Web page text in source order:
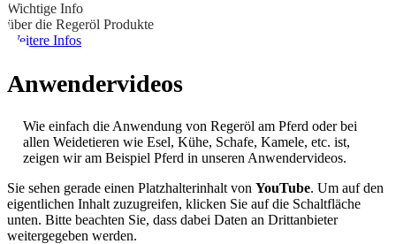
Wichtige Info
über die Regeröl Produkte
Weitere Infos
Anwendervideos
Wie einfach die Anwendung von Regeröl am Pferd oder bei
allen Weidetieren wie Esel, Kühe, Schafe, Kamele, etc. ist,
zeigen wir am Beispiel Pferd in unseren Anwendervideos.
Sie sehen gerade einen Platzhalterinhalt von YouTube. Um auf den
eigentlichen Inhalt zuzugreifen, klicken Sie auf die Schaltfläche
unten. Bitte beachten Sie, dass dabei Daten an Drittanbieter
weitergegeben werden.